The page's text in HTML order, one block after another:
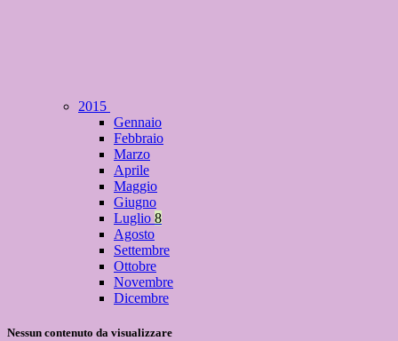
2015
Gennaio
Febbraio
Marzo
Aprile
Maggio
Giugno
Luglio 8
Agosto
Settembre
Ottobre
Novembre
Dicembre
Nessun contenuto da visualizzare